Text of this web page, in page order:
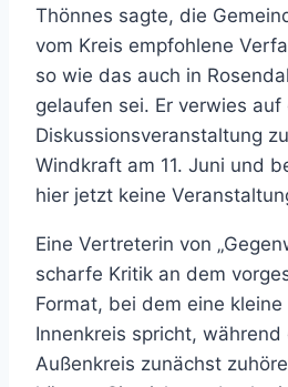
Thönnes sagte, die
vom Kreis empfohlene
so wie das auch in
gelaufen sei. Er verwies
Diskussionsveranstaltung
Windkraft am 11. Juni und
hier jetzt keine
Eine Vertreterin von
scharfe Kritik an dem
Format, bei dem eine kleine
Innenkreis spricht,
Außenkreis zunächst